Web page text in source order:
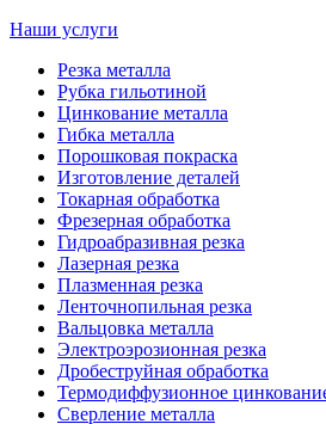
Наши услуги
Резка металла
Рубка гильотиной
Цинкование металла
Гибка металла
Порошковая покраска
Изготовление деталей
Токарная обработка
Фрезерная обработка
Гидроабразивная резка
Лазерная резка
Плазменная резка
Ленточнопильная резка
Вальцовка металла
Электроэрозионная резка
Дробеструйная обработка
Термодиффузионное
Сверление металла